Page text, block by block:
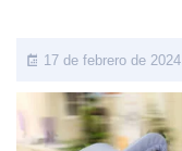
17 de febrero de 2024